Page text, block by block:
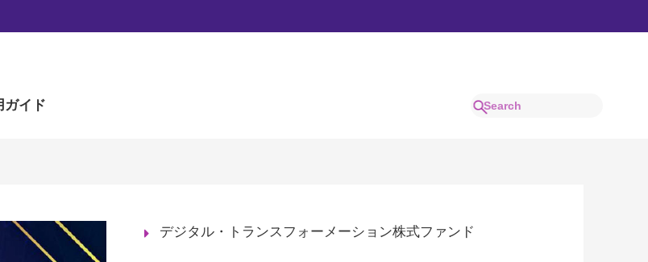
ガイド
ン株式ファンド
デジタル・トランスフォーメーション株式ファンド